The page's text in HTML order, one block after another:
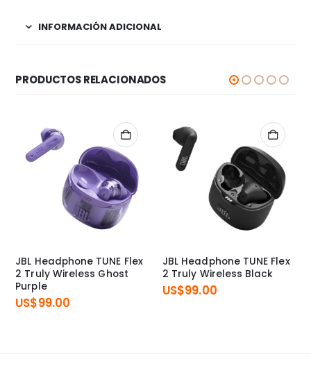
INFORMACIÓN ADICIONAL
PRODUCTOS RELACIONADOS
JBL Headphone TUNE Flex
2 Truly Wireless Ghost
Purple
US$99.00
JBL Headphone TUNE Flex
2 Truly Wireless Black
US$99.00